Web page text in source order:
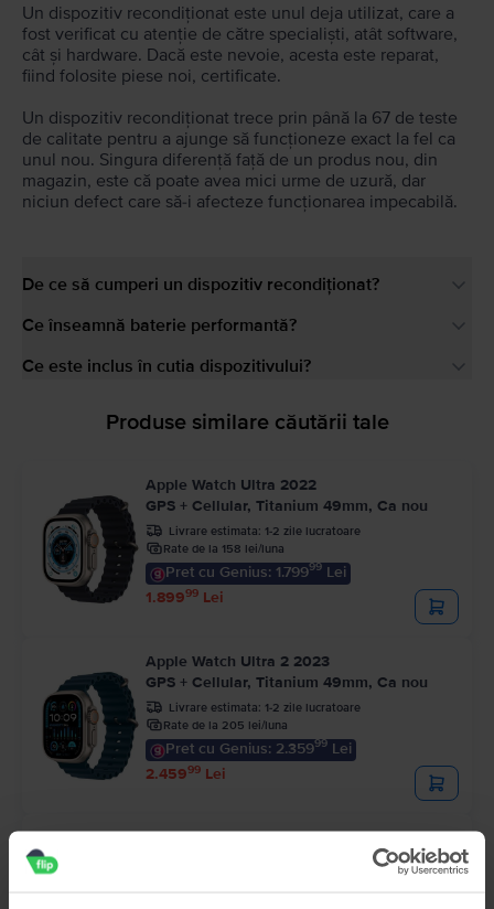
Un dispozitiv recondiționat este unul deja utilizat, care a
fost verificat cu atenție de către specialiști, atât software,
cât și hardware. Dacă este nevoie, acesta este reparat,
fiind folosite piese noi, certificate.
Un dispozitiv recondiționat trece prin până la 67 de teste
de calitate pentru a ajunge să funcționeze exact la fel ca
unul nou. Singura diferență față de un produs nou, din
magazin, este că poate avea mici urme de uzură, dar
niciun defect care să-i afecteze funcționarea impecabilă.
De ce să cumperi un dispozitiv recondiționat?
Ce înseamnă baterie performantă?
Ce este inclus în cutia dispozitivului?
Produse similare căutării tale
Apple Watch Ultra 2022
GPS + Cellular, Titanium 49mm, Ca nou
Livrare estimata: 1-2 zile lucratoare
Rate de la 158 lei/luna
Pret cu Genius: 1.79999 Lei
1.89999 Lei
Apple Watch Ultra 2 2023
GPS + Cellular, Titanium 49mm, Ca nou
Livrare estimata: 1-2 zile lucratoare
Rate de la 205 lei/luna
Pret cu Genius: 2.35999 Lei
2.45999 Lei
Apple Watch Series 9 2023
GPS, Midnight Aluminium 45mm, Excelent